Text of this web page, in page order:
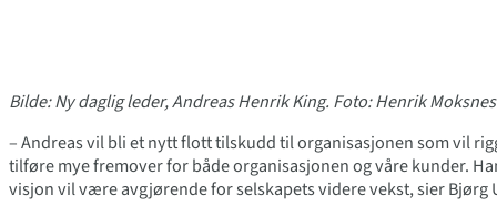
Bilde: Ny daglig leder, Andreas Henrik King. Foto: Henrik Moksnes
– Andreas vil bli et nytt flott tilskudd til organisasjonen som vil
tilføre mye fremover for både organisasjonen og våre kunder.
visjon vil være avgjørende for selskapets videre vekst, sier Bjørg